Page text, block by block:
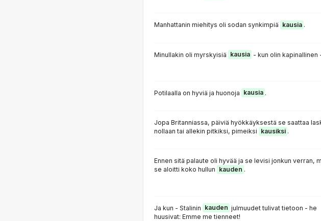
Manhattanin miehitys oli sodan synkimpiä kausia .
Minullakin oli myrskyisiä kausia - kun olin kapinallinen
Potilaalla on hyviä ja huonoja kausia .
Jopa Britanniassa, päiviä hyökkäyksestä se saattaa
nollaan tai allekin pitkiksi, pimeiksi kausiksi .
Ennen sitä palaute oli hyvää ja se levisi jonkun verran,
se aloitti koko hullun kauden .
Ja kun - Stalinin kauden julmuudet tulivat tietoon - he
huusivat: Emme me tienneet!